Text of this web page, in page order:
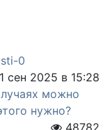
сен 2025 в 15:28
можно
нужно?
48782